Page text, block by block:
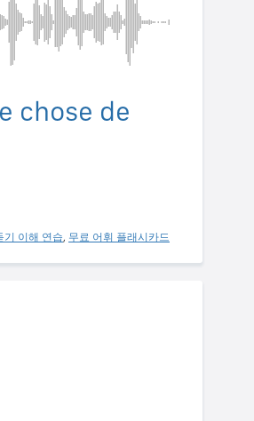
chose de
기 이해 연습, 무료 어휘 플래시카드